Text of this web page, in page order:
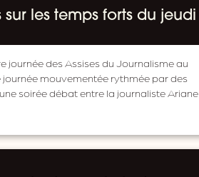
les temps forts du jeudi
journée des Assises du Journalisme au
journée mouvementée rythmée par des
soirée débat entre la journaliste Ariane